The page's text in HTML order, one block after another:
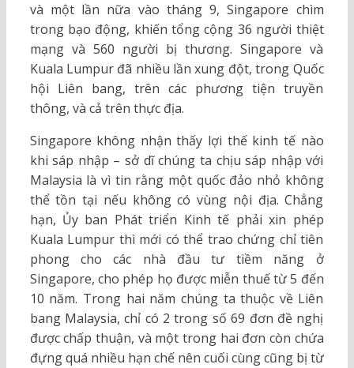
và một lần nữa vào tháng 9, Singapore chìm
trong bạo động, khiến tổng cộng 36 người thiệt
mạng và 560 người bị thương. Singapore và
Kuala Lumpur đã nhiều lần xung đột, trong Quốc
hội Liên bang, trên các phương tiện truyền
thông, và cả trên thực địa.
Singapore không nhận thấy lợi thế kinh tế nào
khi sáp nhập – sở dĩ chúng ta chịu sáp nhập với
Malaysia là vì tin rằng một quốc đảo nhỏ không
thể tồn tại nếu không có vùng nội địa. Chẳng
hạn, Ủy ban Phát triển Kinh tế phải xin phép
Kuala Lumpur thì mới có thể trao chứng chỉ tiên
phong cho các nhà đầu tư tiềm năng ở
Singapore, cho phép họ được miễn thuế từ 5 đến
10 năm. Trong hai năm chúng ta thuộc về Liên
bang Malaysia, chỉ có 2 trong số 69 đơn đề nghị
được chấp thuận, và một trong hai đơn còn chứa
đựng quá nhiều hạn chế nên cuối cùng cũng bị từ